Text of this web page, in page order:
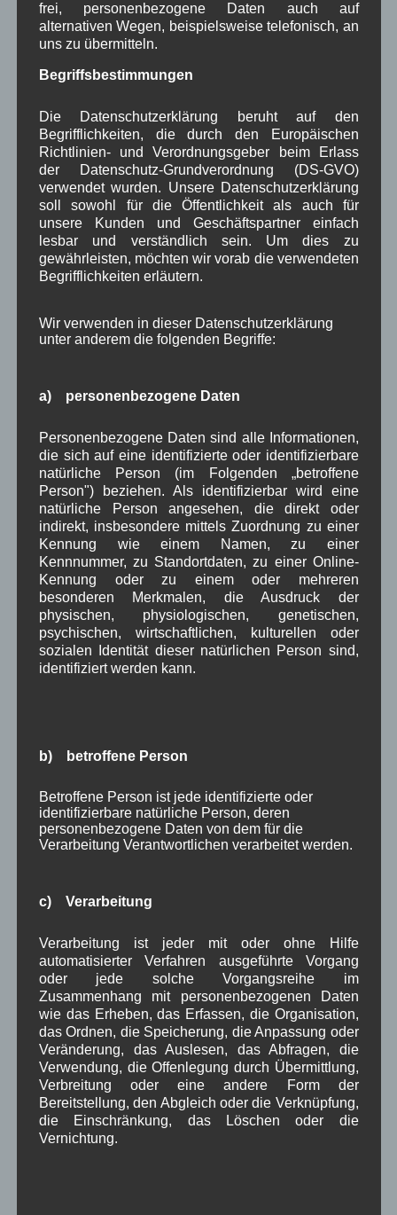
Gerd ErfertbeiÜber uns
Beitragsarchiv
August 2026(2)
Juli 2026(9)
Juni 2026(4)
Mai 2026
(11)
April 2026
März 2026
(9)
Februar 2026(6)
Januar 2026(8)
Dezember 2025(14)
September 2025(5)
August 2025(2)
Mai 2025(3)
März 2025(5)
Februar 2025(9)
Januar 2025(8)
Dezember 2024(7)
November 2024(14)
Oktober 2024(10)
September 2024
(8)
August 2024(2)
Juli 2024(9)
Juni 2024
(4)
Mai 2024(4)
April 2024(5)
März 2024(4)
Oktober 2023(8)
August 2023(4)
Juli 2023(8)
Juni 2023(7)
Mai 2023(8)
Februar 2023(3)
Dezember 2022(7)
November 2022(8)
Oktober 2022(8)
September 2022(2)
August 2022(6)
Juli 2022(5)
Juni 2022(4)
Mai 2022(5)
April 2022(8)
März 2022(6)
Februar 2022(4)
Januar 2022(3)
frei, personenbezogene Daten auch auf
alternativen Wegen, beispielsweise telefonisch, an
uns zu übermitteln.
Begriffsbestimmungen
Die Datenschutzerklärung beruht auf den
Begrifflichkeiten, die durch den Europäischen
Richtlinien- und Verordnungsgeber beim Erlass
der Datenschutz-Grundverordnung (DS-GVO)
verwendet wurden. Unsere Datenschutzerklärung
soll sowohl für die Öffentlichkeit als auch für
unsere Kunden und Geschäftspartner einfach
lesbar und verständlich sein. Um dies zu
gewährleisten, möchten wir vorab die verwendeten
Begrifflichkeiten erläutern.
Wir verwenden in dieser Datenschutzerklärung
unter anderem die folgenden Begriffe:
a) personenbezogene Daten
Personenbezogene Daten sind alle Informationen,
die sich auf eine identifizierte oder identifizierbare
natürliche Person (im Folgenden „betroffene
Person") beziehen. Als identifizierbar wird eine
natürliche Person angesehen, die direkt oder
indirekt, insbesondere mittels Zuordnung zu einer
Kennung wie einem Namen, zu einer
Kennnummer, zu Standortdaten, zu einer Online-
Kennung oder zu einem oder mehreren
besonderen Merkmalen, die Ausdruck der
physischen, physiologischen, genetischen,
psychischen, wirtschaftlichen, kulturellen oder
sozialen Identität dieser natürlichen Person sind,
identifiziert werden kann.
b) betroffene Person
Betroffene Person ist jede identifizierte oder
identifizierbare natürliche Person, deren
personenbezogene Daten von dem für die
Verarbeitung Verantwortlichen verarbeitet werden.
c) Verarbeitung
Verarbeitung ist jeder mit oder ohne Hilfe
automatisierter Verfahren ausgeführte Vorgang
oder jede solche Vorgangsreihe im
Zusammenhang mit personenbezogenen Daten
wie das Erheben, das Erfassen, die Organisation,
das Ordnen, die Speicherung, die Anpassung oder
Veränderung, das Auslesen, das Abfragen, die
Verwendung, die Offenlegung durch Übermittlung,
Verbreitung oder eine andere Form der
Bereitstellung, den Abgleich oder die Verknüpfung,
die Einschränkung, das Löschen oder die
Vernichtung.